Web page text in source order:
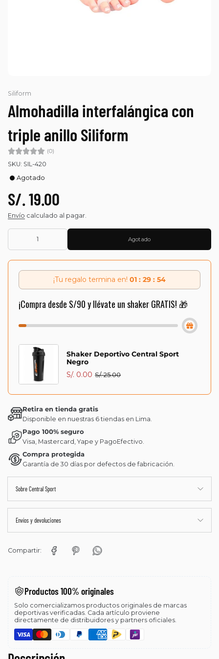
Siliform
Almohadilla interfalángica con
triple anillo Siliform
(0)
SKU: SIL-420
Agotado
S/. 19.00
Envío calculado al pagar.
Agotado
¡Tu regalo termina en! 01 : 29 : 54
¡Compra desde S/90 y llévate un shaker GRATIS! 🎁
Shaker Deportivo Central Sport
Negro
S/. 0.00 S/. 25.00
Retira en tienda gratis
Disponible en nuestras 6 tiendas en Lima.
Pago 100% seguro
Visa, Mastercard, Yape y PagoEfectivo.
Compra protegida
Garantía de 30 días por defectos de fabricación.
Sobre Central Sport
Envíos y devoluciones
Compartir:
Productos 100% originales
Solo comercializamos productos originales de marcas
deportivas verificadas. Cada artículo proviene
directamente de distribuidores y partners oficiales.